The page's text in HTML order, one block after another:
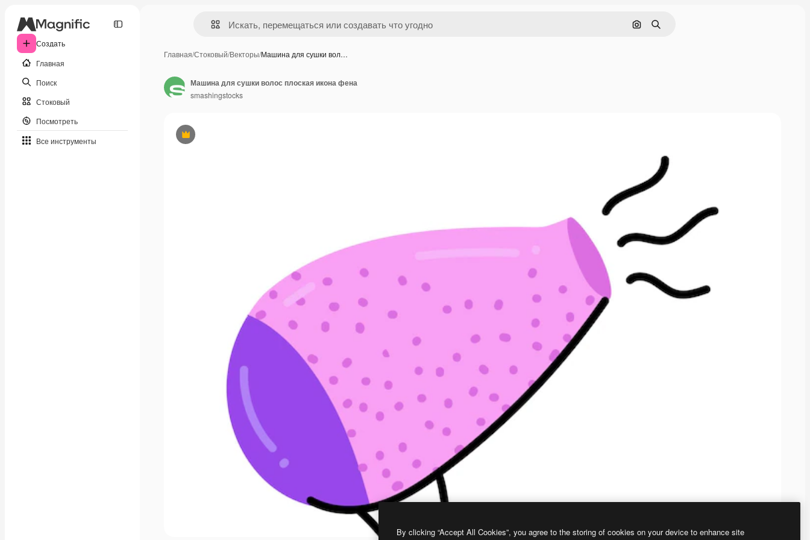
Создать
Главная
Поиск
Стоковый
Посмотреть
Все инструменты
Поиск по изображению
Поиск
Главная/Стоковый/Векторы/Машина для сушки вол…
Премиум
Машина для сушки волос плоская икона фена
smashingstocks
By clicking “Accept All Cookies”, you agree to the storing of cookies on your device to enhance site